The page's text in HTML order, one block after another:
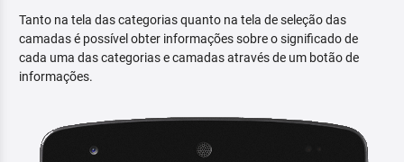
Tanto na tela das categorias quanto na tela de seleção das
camadas é possível obter informações sobre o significado de
cada uma das categorias e camadas através de um botão de
informações.